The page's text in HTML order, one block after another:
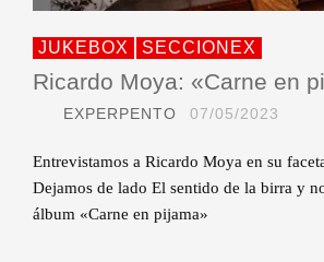
JUKEBOX SECCIONEX
Ricardo Moya: «Carne en
EXPERPENTO 07/05/2023
Entrevistamos a Ricardo Moya en su
Dejamos de lado El sentido de la birra y
álbum «Carne en pijama»